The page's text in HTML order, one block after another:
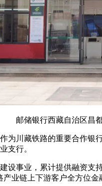
邮储银行西藏自治区昌
为川藏铁路的重要合作
支行。
事业，累计提供融资
业链上下游客户全方位金